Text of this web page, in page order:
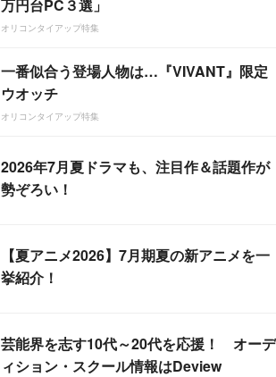
万円台PC３選」
オリコンタイアップ特集
一番似合う登場人物は…『VIVANT』限定
ウオッチ
オリコンタイアップ特集
2026年7月夏ドラマも、注目作＆話題作が
勢ぞろい！
【夏アニメ2026】7月期夏の新アニメを一
挙紹介！
芸能界を志す10代～20代を応援！ オーデ
ィション・スクール情報はDeview